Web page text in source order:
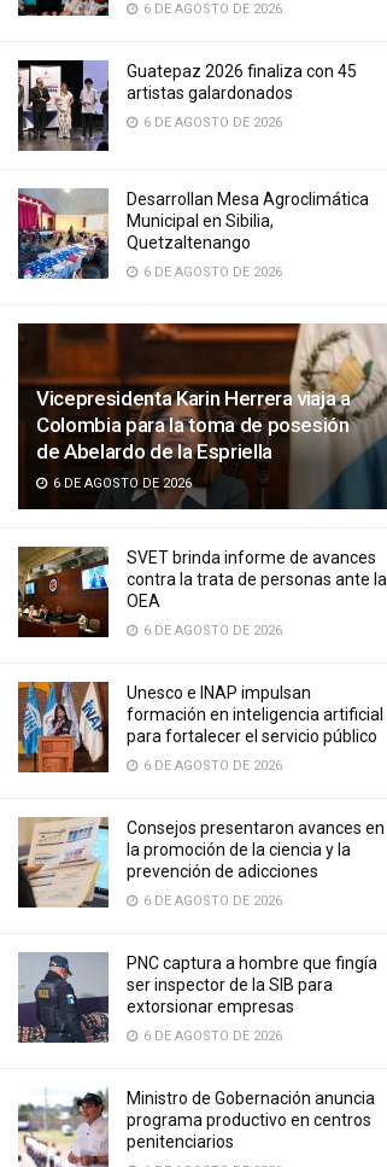
6 DE AGOSTO DE 2026
Guatepaz 2026 finaliza con 45
artistas galardonados
6 DE AGOSTO DE 2026
Desarrollan Mesa Agroclimática
Municipal en Sibilia,
Quetzaltenango
6 DE AGOSTO DE 2026
Vicepresidenta Karin Herrera viaja a
Colombia para la toma de posesión
de Abelardo de la Espriella
6 DE AGOSTO DE 2026
SVET brinda informe de avances
contra la trata de personas ante la
OEA
6 DE AGOSTO DE 2026
Unesco e INAP impulsan
formación en inteligencia artificial
para fortalecer el servicio público
6 DE AGOSTO DE 2026
Consejos presentaron avances en
la promoción de la ciencia y la
prevención de adicciones
6 DE AGOSTO DE 2026
PNC captura a hombre que fingía
ser inspector de la SIB para
extorsionar empresas
6 DE AGOSTO DE 2026
Ministro de Gobernación anuncia
programa productivo en centros
penitenciarios